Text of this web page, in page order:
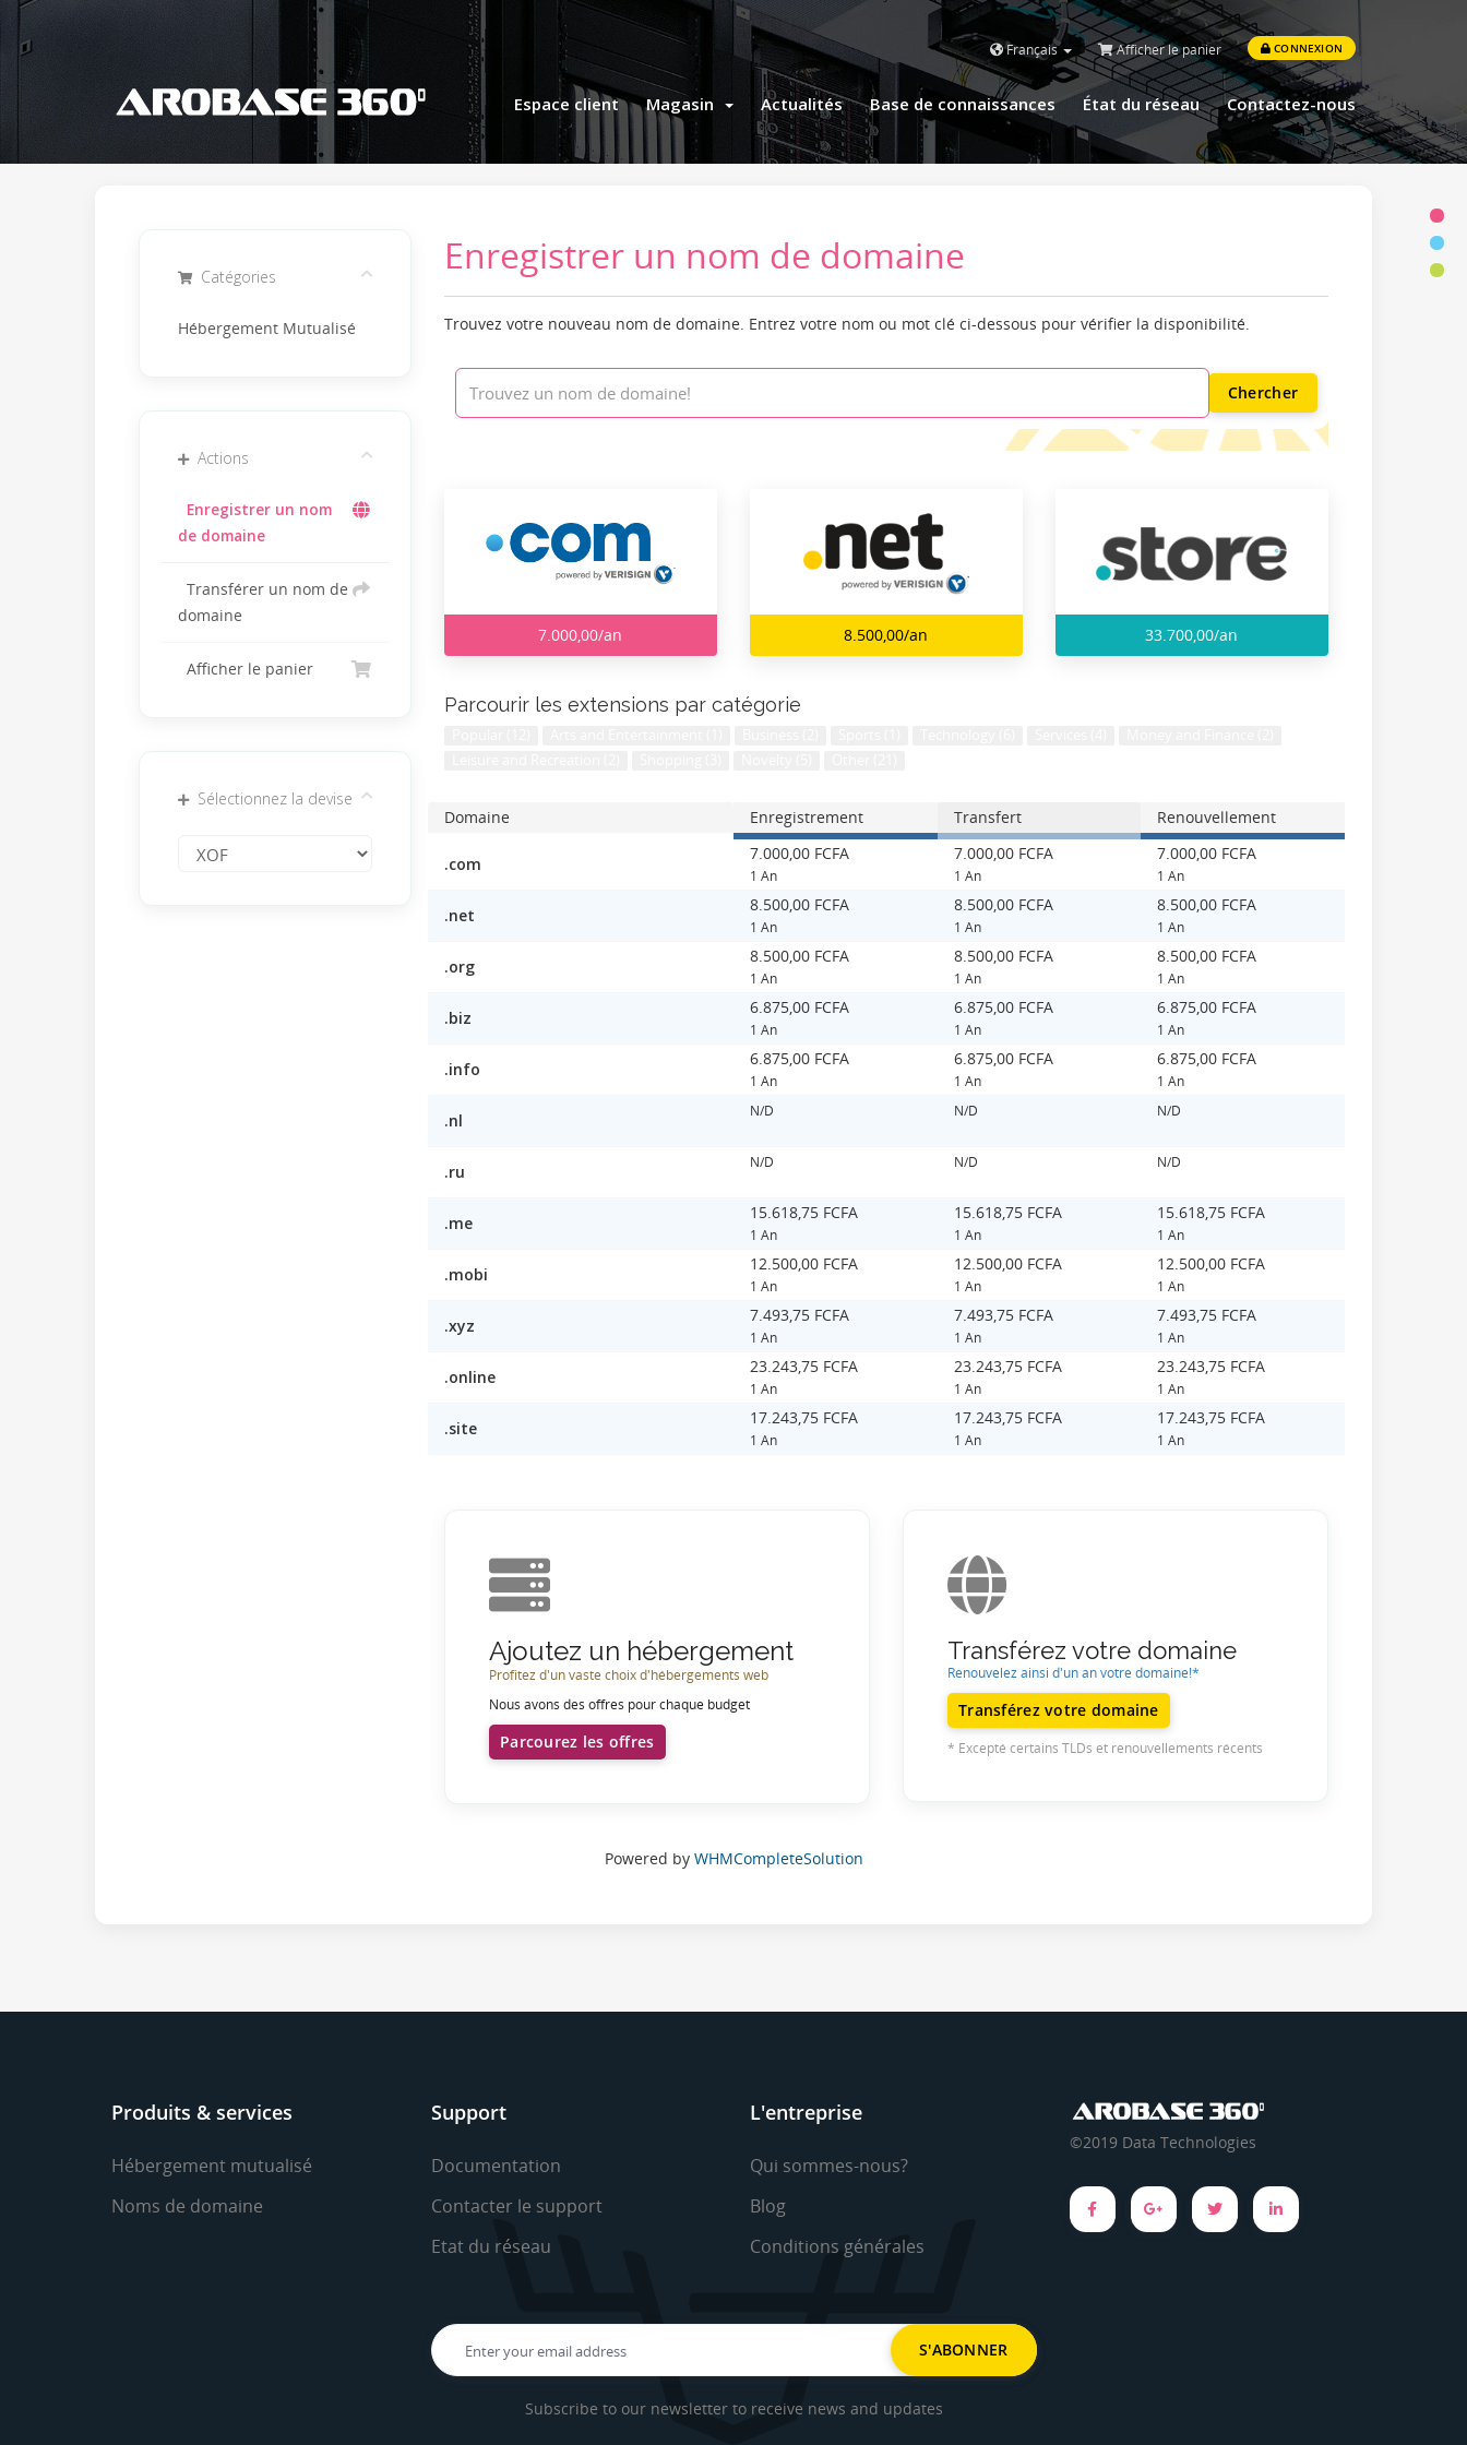
Français Afficher le panier CONNEXION
Espace client Magasin Actualités Base de connaissances État du réseau Contactez-nous
Catégories
Hébergement Mutualisé
Actions
Enregistrer un nom
de domaine
Transférer un nom de
domaine
Afficher le panier
Sélectionnez la devise
Enregistrer un nom de domaine
Trouvez votre nouveau nom de domaine. Entrez votre nom ou mot clé ci-dessous pour vérifier la disponibilité.
Chercher
7.000,00/an 8.500,00/an 33.700,00/an
Parcourir les extensions par catégorie
Domaine Enregistrement Transfert Renouvellement
.com
7.000,00 FCFA
1 An
7.000,00 FCFA
1 An
7.000,00 FCFA
1 An
.net
8.500,00 FCFA
1 An
8.500,00 FCFA
1 An
8.500,00 FCFA
1 An
.org
8.500,00 FCFA
1 An
8.500,00 FCFA
1 An
8.500,00 FCFA
1 An
.biz
6.875,00 FCFA
1 An
6.875,00 FCFA
1 An
6.875,00 FCFA
1 An
.info
6.875,00 FCFA
1 An
6.875,00 FCFA
1 An
6.875,00 FCFA
1 An
.nl N/D N/D N/D
.ru N/D N/D N/D
.me
15.618,75 FCFA
1 An
15.618,75 FCFA
1 An
15.618,75 FCFA
1 An
.mobi
12.500,00 FCFA
1 An
12.500,00 FCFA
1 An
12.500,00 FCFA
1 An
.xyz
7.493,75 FCFA
1 An
7.493,75 FCFA
1 An
7.493,75 FCFA
1 An
.online
23.243,75 FCFA
1 An
23.243,75 FCFA
1 An
23.243,75 FCFA
1 An
.site
17.243,75 FCFA
1 An
17.243,75 FCFA
1 An
17.243,75 FCFA
1 An
Ajoutez un hébergement
Profitez d'un vaste choix d'hébergements web
Nous avons des offres pour chaque budget
Parcourez les offres
Transférez votre domaine
Renouvelez ainsi d'un an votre domaine!*
Transférez votre domaine
* Excepté certains TLDs et renouvellements récents
Powered by WHMCompleteSolution
Produits & services
Hébergement mutualisé
Noms de domaine
Support
Documentation
Contacter le support
Etat du réseau
L'entreprise
Qui sommes-nous?
Blog
Conditions générales
©2019 Data Technologies
Subscribe to our newsletter to receive news and updates